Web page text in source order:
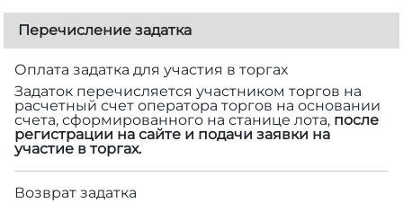
Перечисление задатка
Оплата задатка для участия в торгах
Задаток перечисляется участником торгов на
расчетный счет оператора торгов на основании
счета, сформированного на станице лота, после
регистрации на сайте и подачи заявки на
участие в торгах.
Возврат задатка